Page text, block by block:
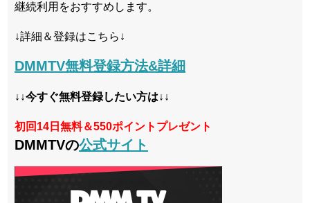
継続利用をおすすめします。
↓詳細＆登録はこちら↓
DMMTV無料登録方法&詳細
↓↓今すぐ無料登録したい方は↓↓
初回14日無料＆550ポイントプレゼント
DMMTVの公式サイト